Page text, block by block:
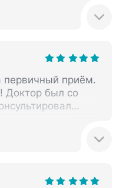
рядом с
профессиональные
первичный приём.
Доктор был со
и продолжу